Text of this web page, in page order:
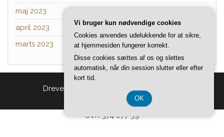
maj 2023
april 2023
marts 2023
Drevet af Tema:Head Blog
CVR 374 077 39
Vi bruger kun nødvendige cookies
Cookies anvendes udelukkende for at sikre,
at hjemmesiden fungerer korrekt.
Disse cookies sættes af os og slettes
automatisk, når din session slutter eller efter
kort tid.
OK